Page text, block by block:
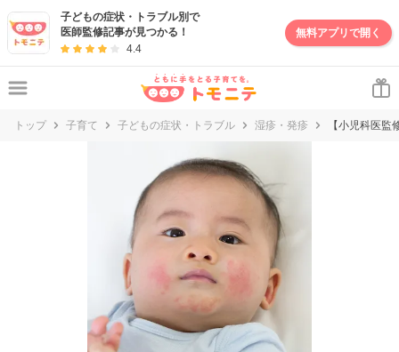
子どもの症状・トラブル別で
医師監修記事が見つかる！
4.4
無料アプリで開く
トップ 子育て 子どもの症状・トラブル 湿疹・発疹 【小児科医監
妊娠・出産・子育て情報サイト | トモニテ